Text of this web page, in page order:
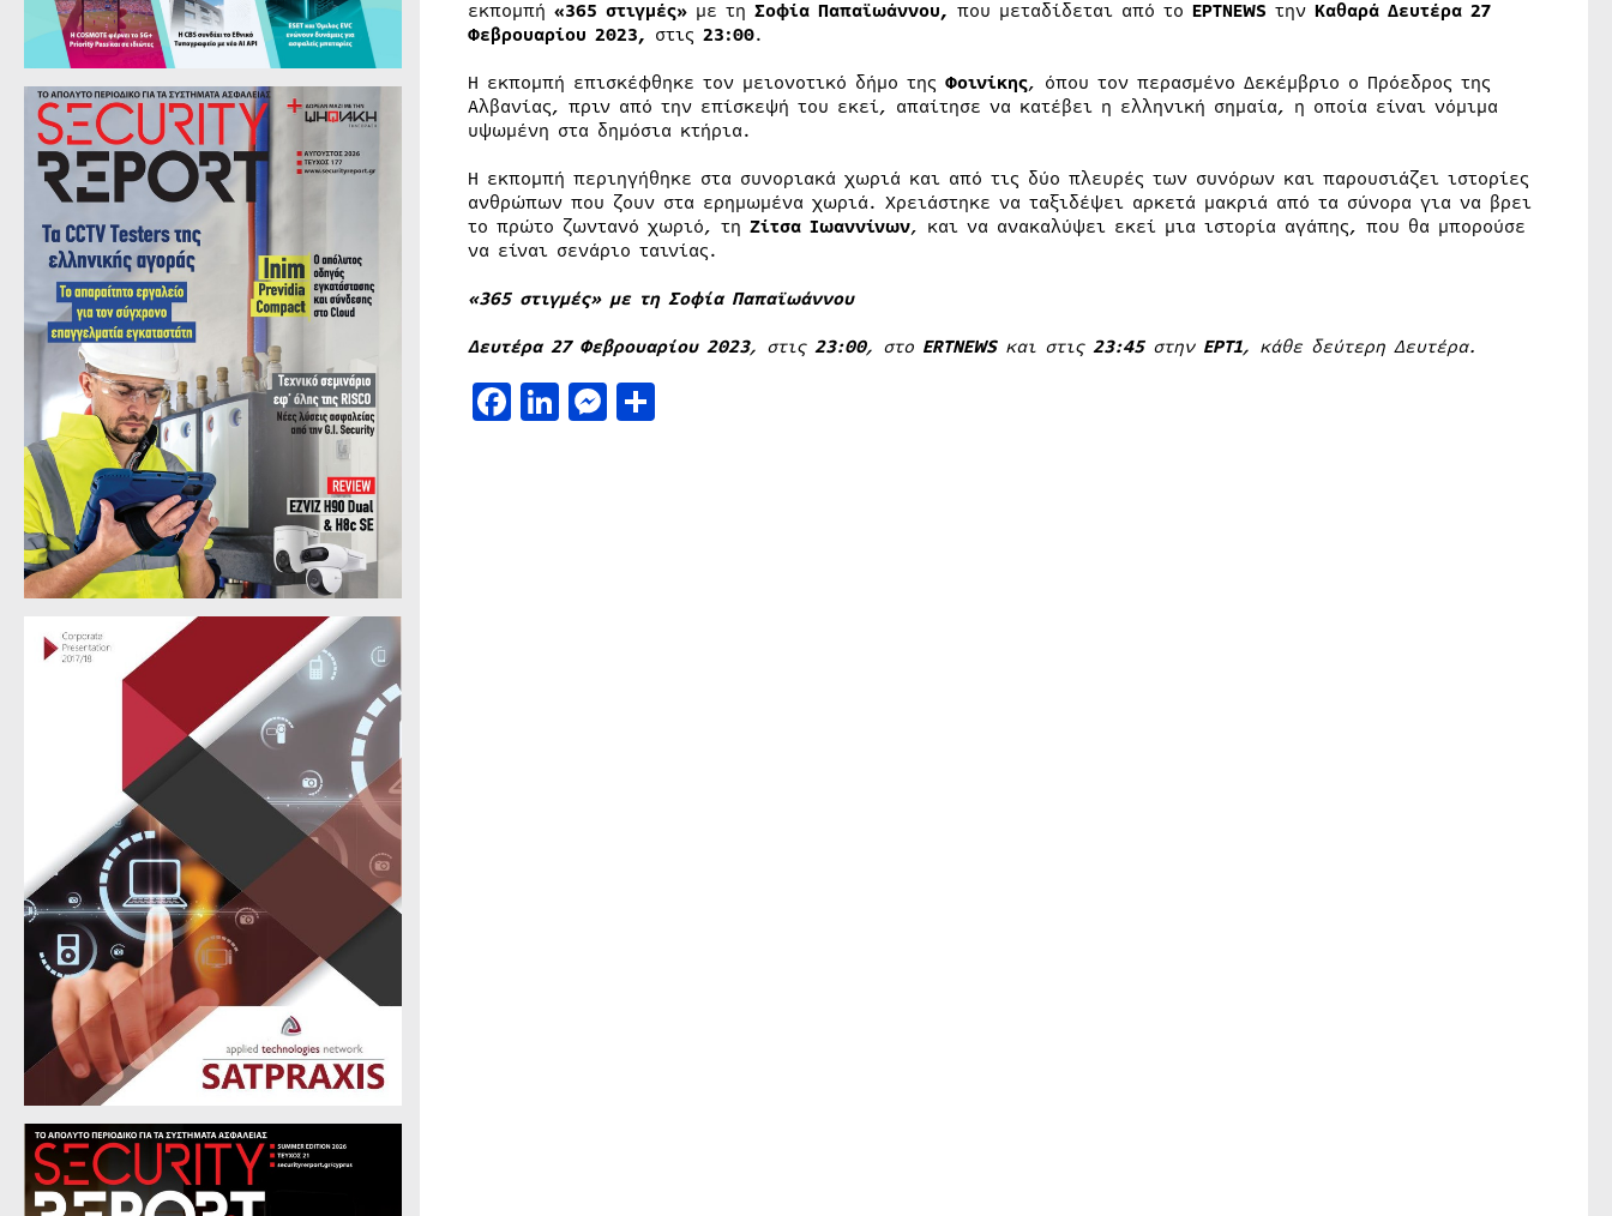
εκπομπή «365 στιγμές»με τη Σοφία Παπαϊωάννου, που μεταδίδεται από το ΕΡΤNEWS την Καθαρά Δευτέρα 27
Φεβρουαρίου 2023, στις 23:00.
Η εκπομπή επισκέφθηκε τον μειονοτικό δήμο της Φοινίκης, όπου τον περασμένο Δεκέμβριο ο Πρόεδρος της
Αλβανίας, πριν από την επίσκεψή του εκεί, απαίτησε να κατέβει η ελληνική σημαία, η οποία είναι νόμιμα
υψωμένη στα δημόσια κτήρια.
Η εκπομπή περιηγήθηκε στα συνοριακά χωριά και από τις δύο πλευρές των συνόρων και παρουσιάζει ιστορίες
ανθρώπων που ζουν στα ερημωμένα χωριά. Χρειάστηκε να ταξιδέψει αρκετά μακριά από τα σύνορα για να βρει
το πρώτο ζωντανό χωριό, τη Ζίτσα Ιωαννίνων, και να ανακαλύψει εκεί μια ιστορία αγάπης, που θα μπορούσε
να είναι σενάριο ταινίας.
«365 στιγμές» με τη Σοφία Παπαϊωάννου
Δευτέρα 27 Φεβρουαρίου 2023, στις 23:00, στο ERTNEWSκαι στις 23:45στην ΕΡΤ1, κάθε δεύτερη Δευτέρα.
Facebook
LinkedIn
Messenger
Μοιραστείτε